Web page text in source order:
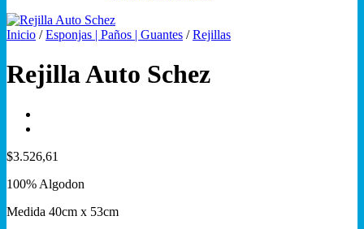
Inicio / Esponjas | Paños | Guantes / Rejillas
Rejilla Auto Schez
$3.526,61
100% Algodon
Medida 40cm x 53cm